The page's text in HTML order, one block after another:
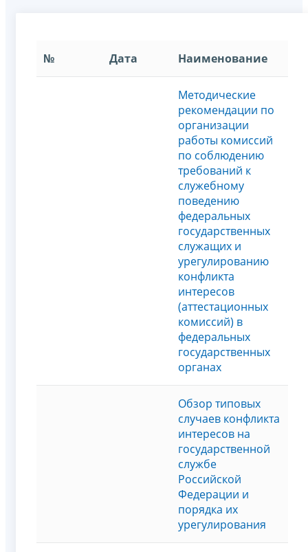
№ Дата Наименование
Методические
рекомендации по
организации
работы комиссий
по соблюдению
требований к
служебному
поведению
федеральных
государственных
служащих и
урегулированию
конфликта
интересов
(аттестационных
комисcий) в
федеральных
государственных
органах
Обзор типовых
случаев конфликта
интересов на
государственной
службе
Российской
Федерации и
порядка их
урегулирования